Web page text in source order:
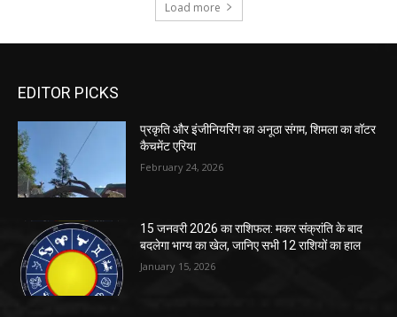
EDITOR PICKS
प्रकृति और इंजीनियरिंग का अनूठा संगम, शिमला का वॉटर
कैचमेंट एरिया
February 24, 2026
15 जनवरी 2026 का राशिफल: मकर संक्रांति के बाद
बदलेगा भाग्य का खेल, जानिए सभी 12 राशियों का हाल
January 15, 2026